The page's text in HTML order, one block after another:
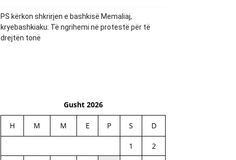
PS kërkon shkrirjen e bashkisë Memaliaj,
kryebashkiaku: Të ngrihemi në protestë për të
drejtën tonë
Gusht 2026
H M M E P S D
1
2